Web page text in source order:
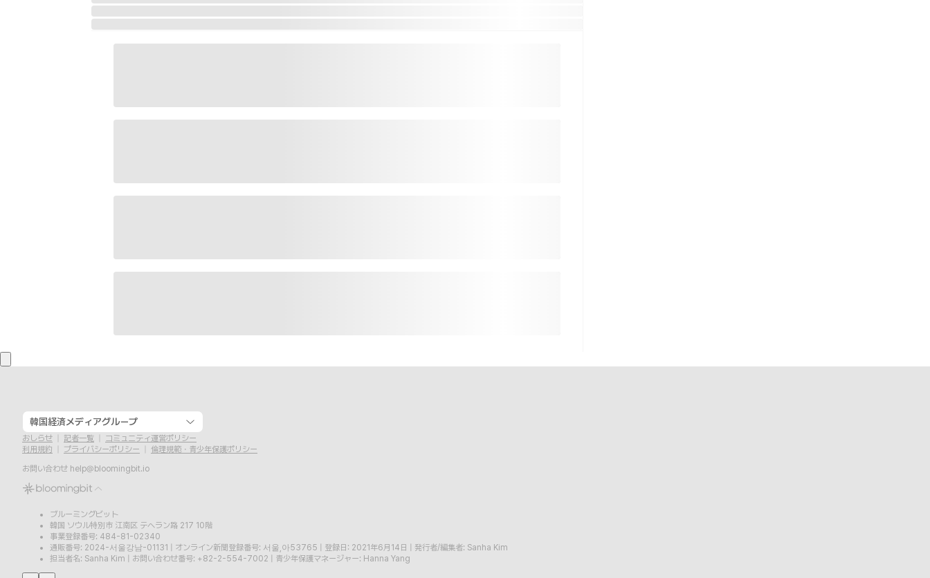
韓国経済メディアグループ
おしらせ 記者一覧
コミュニティ運営ポリシー
利用規約
プライバシーポリシー
倫理規範・青少年保護ポリシー
お問い合わせ help@bloomingbit.io
ブルーミングビット
韓国 ソウル特別市 江南区 テヘラン路 217 10階
事業登録番号: 484-81-02340
通販番号: 2024-서울강남-01131
オンライン新聞登録番号: 서울,아53765 登録日: 2021年6月14日
発行者/編集者: Sanha Kim
担当者名: Sanha Kim
お問い合わせ番号: +82-2-554-7002 青少年保護マネージャー: Hanna Yang